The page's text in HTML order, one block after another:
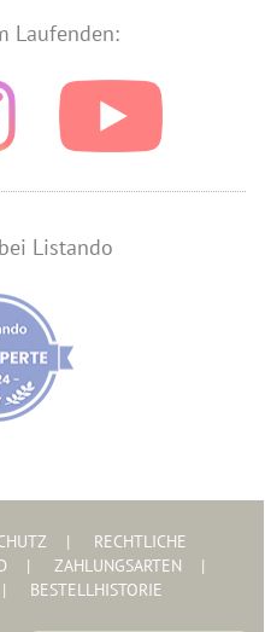
Laufenden:
Listando
RECHTLICHE
ZAHLUNGSARTEN
BESTELLHISTORIE